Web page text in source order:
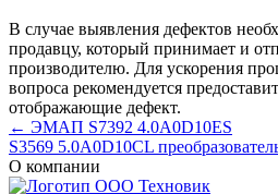
В случае выявления дефектов
продавцу, который принимает и
производителю. Для ускорения
вопроса рекомендуется
отображающие дефект.
← ЭMAП S7392 4.0A0D10ES
S3569 5.0A0D10CL
О компании